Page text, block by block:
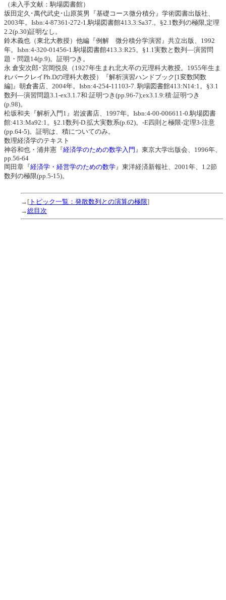
（未入手文献：駒場図書館）
坂田定久･萬代武史･山原英男『基礎コース微分積分』学術図書出版社、
2003年。Isbn:4-87361-272-1.駒場図書館413.3:Sa37.。§2.1数列の極限,定理
2.2(p.30)証明なし。
鈴木義也（東北大教授）他編『例解 微分積分学演習』共立出版、1992
年。Isbn:4-320-01456-1.駒場図書館413.3:R25。§1.1実数と数列―演習問
題・問題14(p.9)。証明つき。
永 倉安次郎･宮岡悦良（1927年生まれ北大卒の元理科大教授。1955年生ま
れバークレイPh.Dの理科大教授）『解析演習ハンドブック[1変数関数
編]』朝倉書店、2004年。Isbn:4-254-11103-7. 駒場図書館413:N14:1。§3.1
数列―演習問題3.1-ex3.1.7和:証明つき(pp.96-7);ex3.1.9:積:証明つき
(p.98)。
松坂和夫『解析入門1』岩波書店、1997年。Isbn:4-00-006611-0.駒場図書
館:413:Ma92:1。§2.1数列-D.拡大実数系(p.62)。-E四則と極限-定理3-注意
(pp.64-5)。証明は、積についてのみ。
数理経済学のテキスト
神谷和也・浦井憲『経済学のための数学入門 』東京大学出版会、1996年、
pp.56-64
岡田章『経済学・経営学のための数学』東洋経済新報社、2001年、1.2節
数列の極限(pp.5-15)。
→[ トピック一覧：発散数列との演算の極限]
→総目次